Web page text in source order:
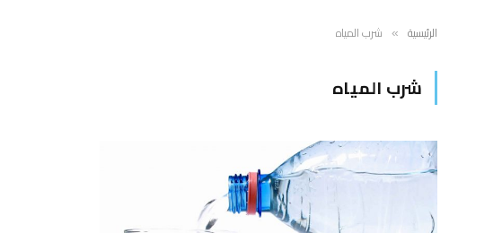
الرئيسية » شرب المياه
شرب المياه